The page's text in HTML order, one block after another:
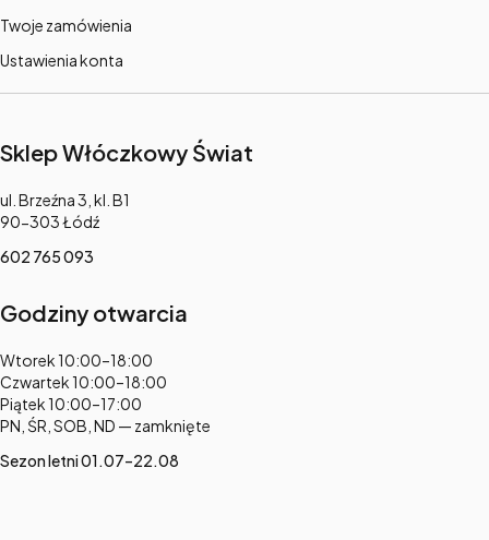
Twoje zamówienia
Ustawienia konta
Sklep Włóczkowy Świat
Adres:
ul. Brzeźna 3, kl. B1
90-303 Łódź
602 765 093
Godziny otwarcia
Adres:
Wtorek 10:00–18:00
Czwartek 10:00–18:00
Piątek 10:00–17:00
PN, ŚR, SOB, ND — zamknięte
Sezon letni 01.07–22.08